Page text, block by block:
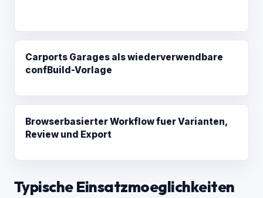
Carports Garages als wiederverwendbare
confBuild-Vorlage
Browserbasierter Workflow fuer Varianten,
Review und Export
Typische Einsatzmoeglichkeiten